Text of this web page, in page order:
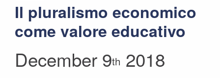
Il pluralismo economico
come valore educativo
December 9th 2018